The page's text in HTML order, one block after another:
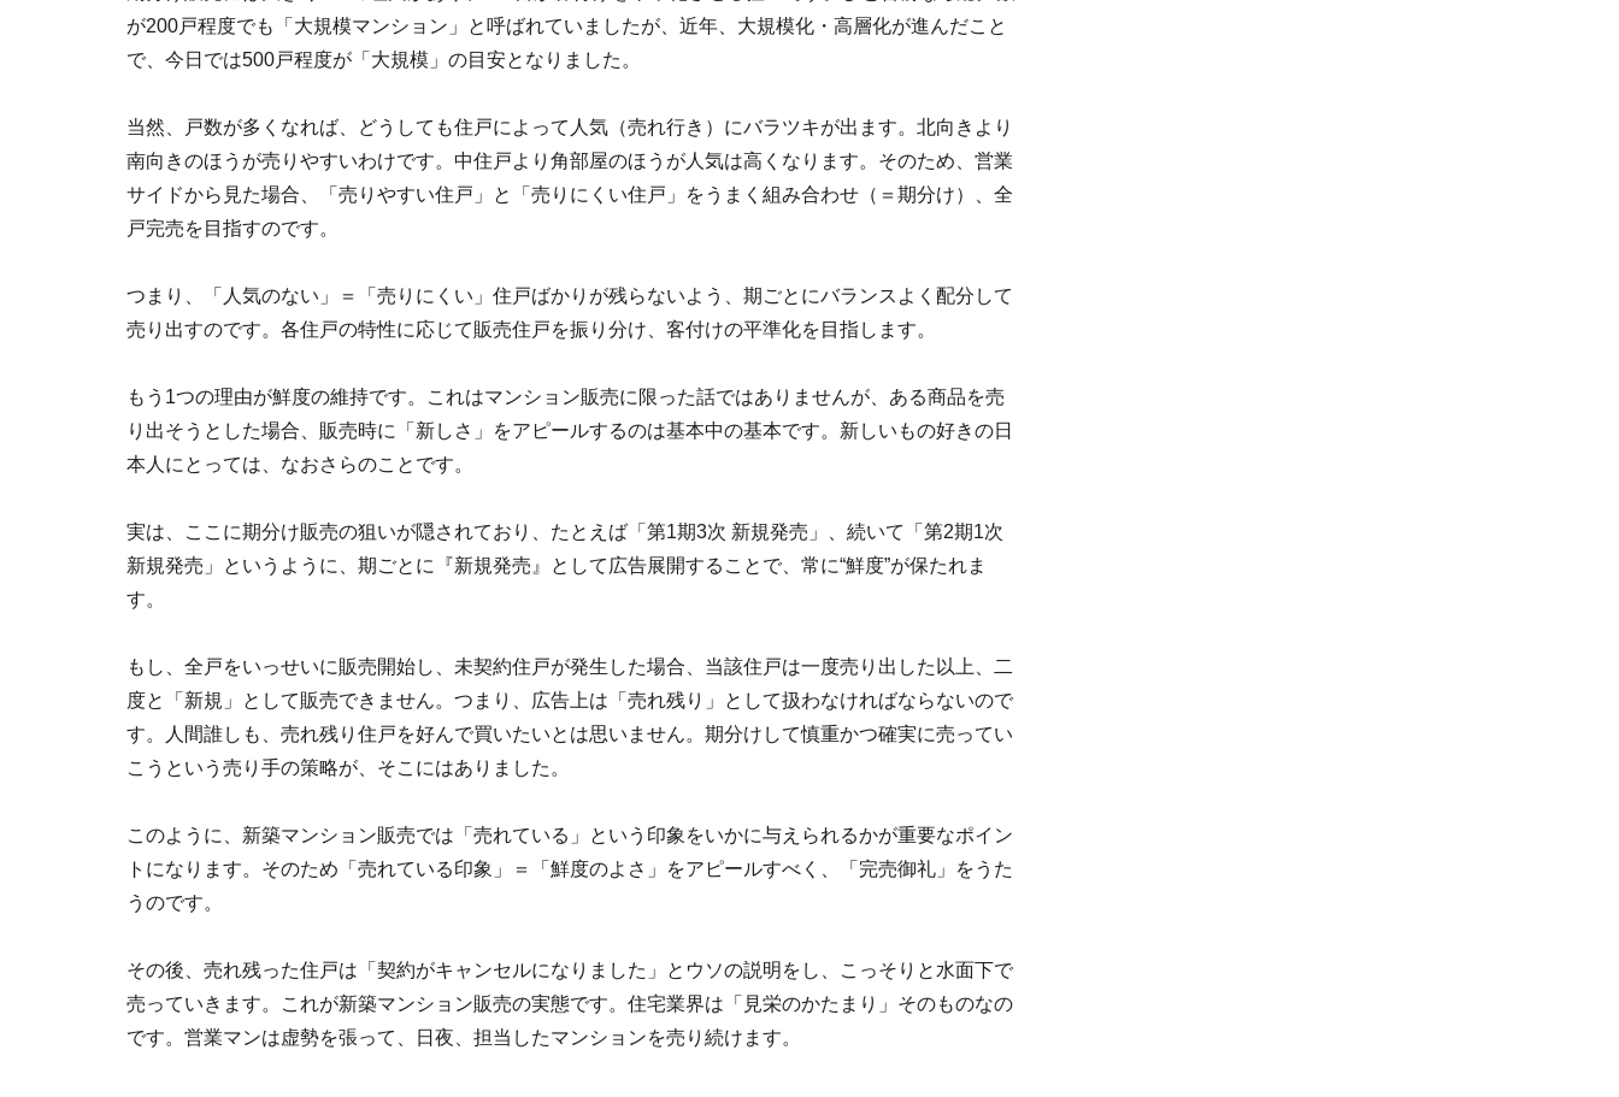
が200戸程度でも「大規模マンション」と呼ばれていましたが、近年、大規模化・高層化が進んだこと
で、今日では500戸程度が「大規模」の目安となりました。
当然、戸数が多くなれば、どうしても住戸によって人気（売れ行き）にバラツキが出ます。北向きより
南向きのほうが売りやすいわけです。中住戸より角部屋のほうが人気は高くなります。そのため、営業
サイドから見た場合、「売りやすい住戸」と「売りにくい住戸」をうまく組み合わせ（＝期分け）、全
戸完売を目指すのです。
つまり、「人気のない」＝「売りにくい」住戸ばかりが残らないよう、期ごとにバランスよく配分して
売り出すのです。各住戸の特性に応じて販売住戸を振り分け、客付けの平準化を目指します。
もう1つの理由が鮮度の維持です。これはマンション販売に限った話ではありませんが、ある商品を売
り出そうとした場合、販売時に「新しさ」をアピールするのは基本中の基本です。新しいもの好きの日
本人にとっては、なおさらのことです。
実は、ここに期分け販売の狙いが隠されており、たとえば「第1期3次 新規発売」、続いて「第2期1次
新規発売」というように、期ごとに『新規発売』として広告展開することで、常に“鮮度”が保たれま
す。
もし、全戸をいっせいに販売開始し、未契約住戸が発生した場合、当該住戸は一度売り出した以上、二
度と「新規」として販売できません。つまり、広告上は「売れ残り」として扱わなければならないので
す。人間誰しも、売れ残り住戸を好んで買いたいとは思いません。期分けして慎重かつ確実に売ってい
こうという売り手の策略が、そこにはありました。
このように、新築マンション販売では「売れている」という印象をいかに与えられるかが重要なポイン
トになります。そのため「売れている印象」＝「鮮度のよさ」をアピールすべく、「完売御礼」をうた
うのです。
その後、売れ残った住戸は「契約がキャンセルになりました」とウソの説明をし、こっそりと水面下で
売っていきます。これが新築マンション販売の実態です。住宅業界は「見栄のかたまり」そのものなの
です。営業マンは虚勢を張って、日夜、担当したマンションを売り続けます。